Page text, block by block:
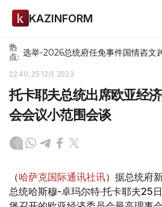
KAZINFORM
热
点: 选举-2026总统府任免事件国情咨文
22:40, 25 12月 2023
托卡耶夫总统出席欧亚经
会会议小范围会谈
（哈萨克国际通讯社讯）据总统府
总统哈斯穆-卓玛尔特·托卡耶夫25